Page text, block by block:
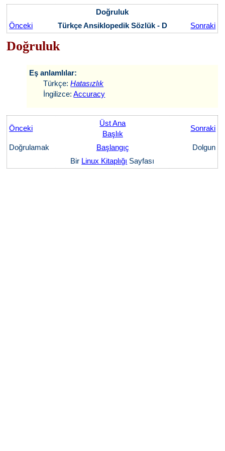
Doğruluk
Önceki
Türkçe Ansiklopedik Sözlük - D Sonraki
Doğruluk
Eş anlamlılar:
Türkçe:Hatasızlık
İngilizce:Accuracy
Önceki
Üst Ana
Başlık
Sonraki
Doğrulamak Başlangıç
Dolgun
Bir Linux Kitaplığı Sayfası